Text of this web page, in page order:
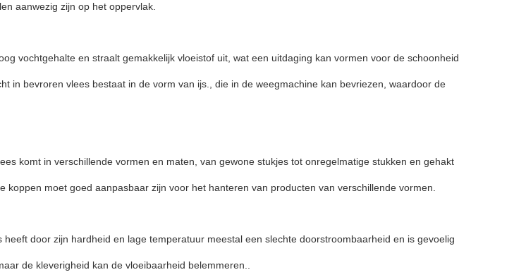
aanwezig zijn op het oppervlak.
vochtgehalte en straalt gemakkelijk vloeistof uit, wat een uitdaging kan vormen voor de schoonheid
in bevroren vlees bestaat in de vorm van ijs., die in de weegmachine kan bevriezen, waardoor de
komt in verschillende vormen en maten, van gewone stukjes tot onregelmatige stukken en gehakt
koppen moet goed aanpasbaar zijn voor het hanteren van producten van verschillende vormen.
door zijn hardheid en lage temperatuur meestal een slechte doorstroombaarheid en is gevoelig
de kleverigheid kan de vloeibaarheid belemmeren..